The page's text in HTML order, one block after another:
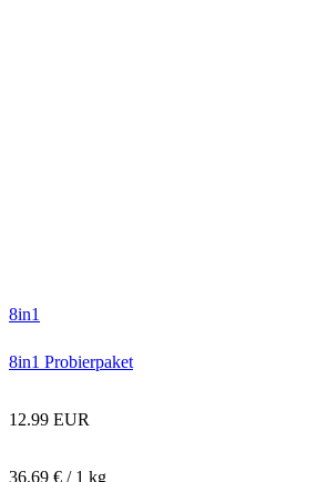
8in1
8in1 Probierpaket
12.99 EUR
36.69 € / 1 kg